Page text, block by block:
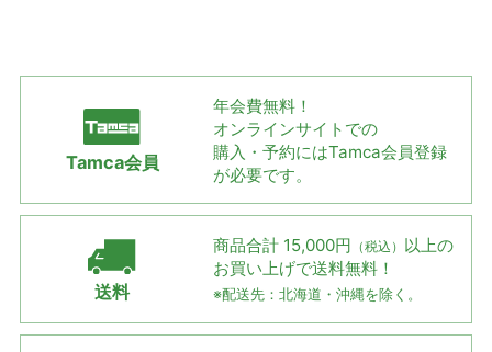
Tamca会員
年会費無料！
オンラインサイトでの
購入・予約にはTamca会員登録
が必要です。
送料
商品合計 15,000円 （税込） 以上の
お買い上げで送料無料！
※配送先：北海道・沖縄を除く。